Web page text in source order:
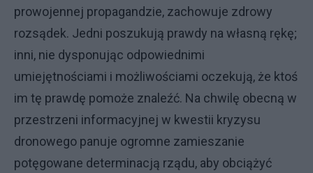
prowojennej propagandzie, zachowuje zdrowy
rozsądek. Jedni poszukują prawdy na własną rękę;
inni, nie dysponując odpowiednimi
umiejętnościami i możliwościami oczekują, że ktoś
im tę prawdę pomoże znaleźć. Na chwilę obecną w
przestrzeni informacyjnej w kwestii kryzysu
dronowego panuje ogromne zamieszanie
potęgowane determinacją rządu, aby obciążyć